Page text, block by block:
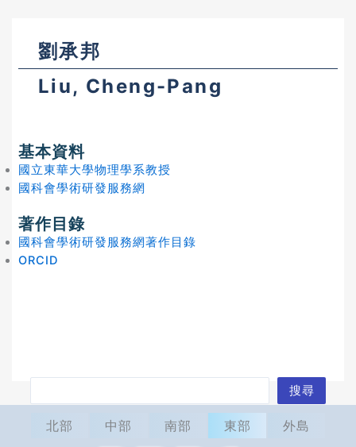
劉承邦
Liu, Cheng-Pang
基本資料
國立東華大學物理學系教授
國科會學術研發服務網
著作目錄
國科會學術研發服務網著作目錄
ORCID
搜尋
北部 中部 南部 東部 外島